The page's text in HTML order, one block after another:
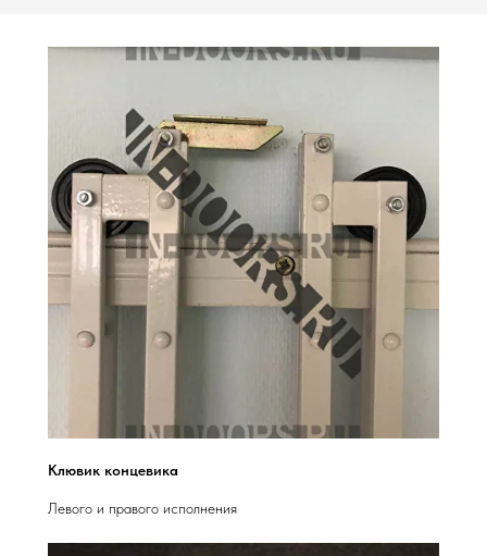
Клювик концевика
Левого и правого исполнения